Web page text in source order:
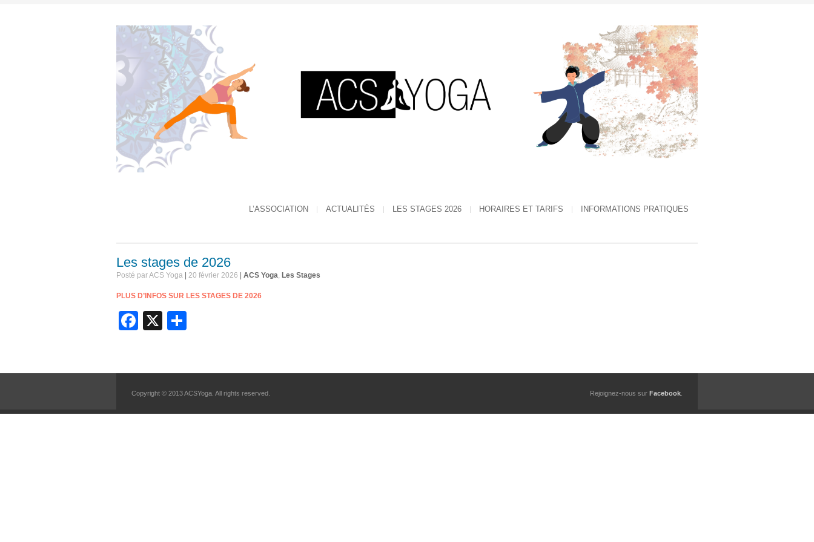
L’ASSOCIATION ACTUALITÉS LES STAGES 2026 HORAIRES ET TARIFS INFORMATIONS PRATIQUES
Les stages de 2026
Posté par ACS Yoga 20 février 2026 ACS Yoga, Les Stages
PLUS D’INFOS SUR LES STAGES DE 2026
Facebook
X
Copyright © 2013 ACSYoga. All rights reserved. Rejoignez-nous sur Facebook.